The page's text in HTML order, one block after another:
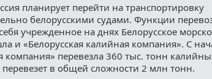
планирует перейти на транспортировку
белорусскими судами. Функции
учрежденное на днях Белорусское
и «Белорусская калийная компания». С
компания» перевезла 360 тыс. тонн
в общей сложности 2 млн тонн.